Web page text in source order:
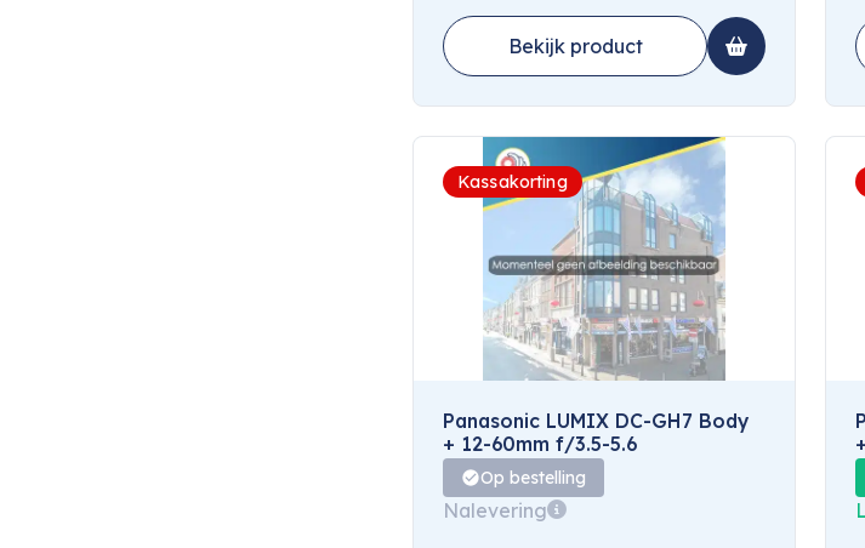
Bekijk product
Kassakorting
Panasonic LUMIX DC-GH7 Body
+ 12-60mm f/3.5-5.6
Op bestelling
Nalevering